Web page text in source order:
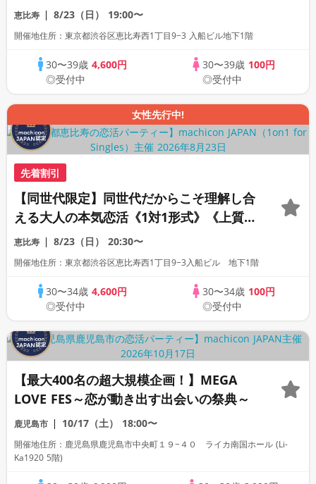
室》《飲み放題付き》《machicon
JAPAN主催》
恵比寿 8/23（日） 19:00〜
開催地住所：東京都渋谷区恵比寿西1丁目9−3 入船ビル地下1階
30〜39歳4,600円
◎受付中
30〜39歳 100円
◎受付中
女性先行中!
先着割引
【同世代限定】同世代だからこそ理解し合
える大人の本気恋活《1対1形式》《上質な
1対1相席専用会場》《全席半個室》《飲み
放題付き》《machicon JAPAN主催》
恵比寿 8/23（日） 20:30〜
開催地住所：東京都渋谷区恵比寿西1丁目9−3入船ビル 地下1階
30〜34歳4,600円
◎受付中
30〜34歳 100円
◎受付中
【最大400名の超大規模企画！】MEGA
LOVE FES～恋が動き出す出会いの祭典～
鹿児島市 10/17（土） 18:00〜
開催地住所：鹿児島県鹿児島市中央町１９−４０ ライカ南国ホール (Li-
Ka1920 5階)